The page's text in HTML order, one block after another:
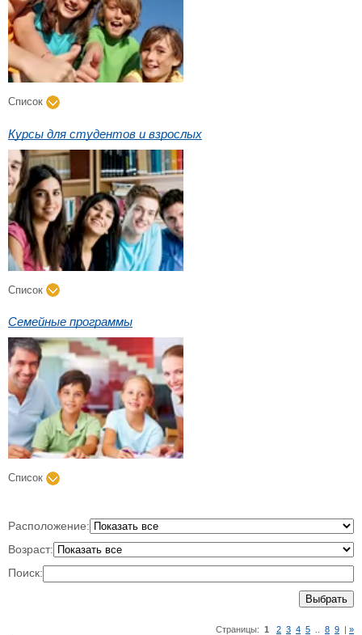
Список
Курсы для студентов и взрослых
Список
Семейные программы
Список
Расположение:
Возраст:
Поиск:
Выбрать
Страницы: 1 2 3 4 5 8 9 | »